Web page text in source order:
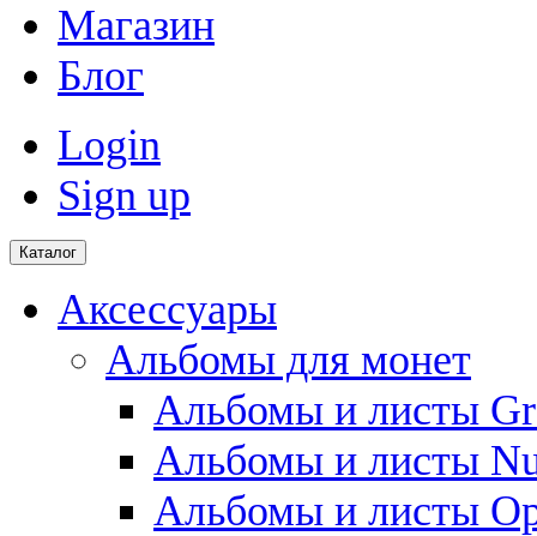
Магазин
Блог
Login
Sign up
Каталог
Аксессуары
Альбомы для монет
Альбомы и листы
Альбомы и листы
Альбомы и листы